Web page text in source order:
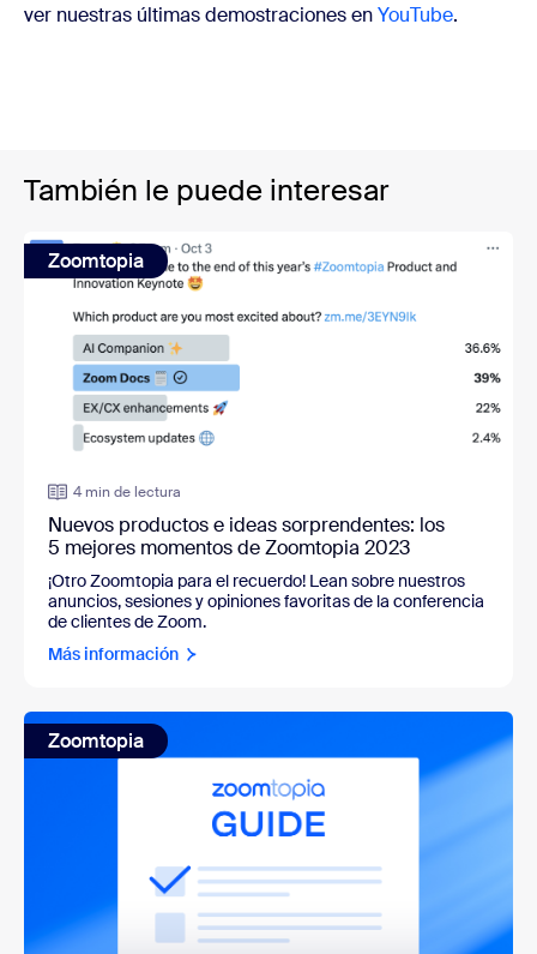
ver nuestras últimas demostraciones enYouTube.
También le puede interesar
Zoomtopia
4 min de lectura
Nuevos productos e ideas sorprendentes: los
5 mejores momentos de Zoomtopia 2023
¡Otro Zoomtopia para el recuerdo! Lean sobre nuestros
anuncios, sesiones y opiniones favoritas de la conferencia
de clientes de Zoom.
Más información
Zoomtopia